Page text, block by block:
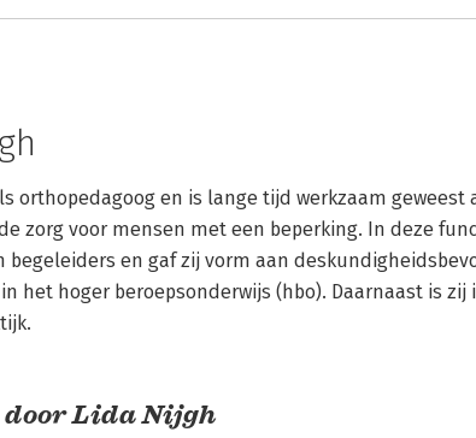
orthopedagoog en is lange tijd werkzaam geweest
zorg voor mensen met een beperking. In deze
begeleiders en gaf zij vorm aan
het hoger beroepsonderwijs (hbo). Daarnaast is zij
Lida Nijgh